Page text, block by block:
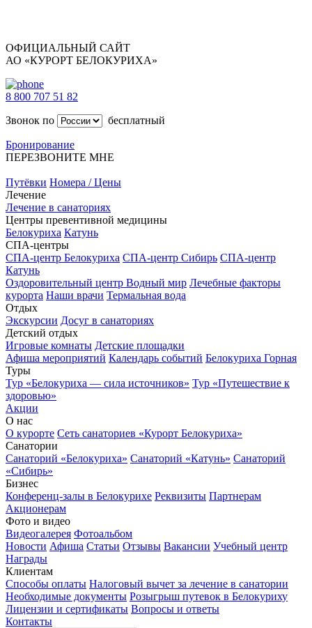
ОФИЦИАЛЬНЫЙ САЙТ
АО «КУРОРТ БЕЛОКУРИХА»
8 800 707 51 82
Звонок по
бесплатный
Бронирование
ПЕРЕЗВОНИТЕ МНЕ
Путёвки Номера / Цены
Лечение
Лечение в санаториях
Центры превентивной медицины
Белокуриха Катунь
СПА-центры
СПА-центр Белокуриха СПА-центр Сибирь СПА-центр
Катунь
Оздоровительный центр Водный мир Лечебные факторы
курорта Наши врачи Термальная вода
Отдых
Экскурсии Досуг в санаториях
Детский отдых
Игровые комнаты Детские площадки
Афиша мероприятий Календарь событий Белокуриха Горная
Туры
Тур «Белокуриха — сила источников» Тур «Путешествие к
здоровью»
Акции
О нас
О курорте Сеть санаториев «Курорт Белокуриха»
Санатории
Санаторий «Белокуриха» Санаторий «Катунь» Санаторий
«Сибирь»
Бизнес
Конференц-залы в Белокурихе Реквизиты Партнерам
Акционерам
Фото и видео
Видеогалерея Фотоальбом
Новости Афиша Статьи Отзывы Вакансии Учебный центр
Награды
Клиентам
Способы оплаты Налоговый вычет за лечение в санатории
Необходимые документы Розыгрыш путевок в Белокуриху
Лицензии и сертификаты Вопросы и ответы
Контакты